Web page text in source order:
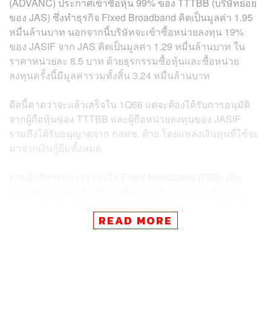
(ADVANC) ประกาศเข้าซื้อหุ้น 99% ของ TTTBB (บริษัทย่อย
ของ JAS) ซึ่งทำธุรกิจ Fixed Broadband คิดเป็นมูลค่า 1.95
หมื่นล้านบาท นอกจากนี้บริษัทจะเข้าซื้อหน่วยลงทุน 19%
ของ JASIF จาก JAS คิดเป็นมูลค่า 1.29 หมื่นล้านบาท ใน
ราคาหน่วยละ 8.5 บาท ด้วยธุรกรรมซื้อหุ้นและซื้อหน่วย
ลงทุนครั้งนี้มีมูลค่ารวมทั้งสิ้น 3.24 หมื่นล้านบาท
ดีลนี้คาดว่าจะแล้วเสร็จใน 1Q66 แต่จะต้องได้รับการอนุมัติ
จากผู้ถือหุ้นของ TTTBB และผู้ถือหน่วยลงทุนของ JASIF
รวมถึงได้รับอนุญาตจาก กสทช. ด้วย โดยแหล่งเงินทุนที่ใช้จะ
มาจากเงินกู้ยืมทั้งหมด
กล่าวยังจะทำให้ ADVANC สามารถเพิ่มความครอบคลุมของ
READ MORE